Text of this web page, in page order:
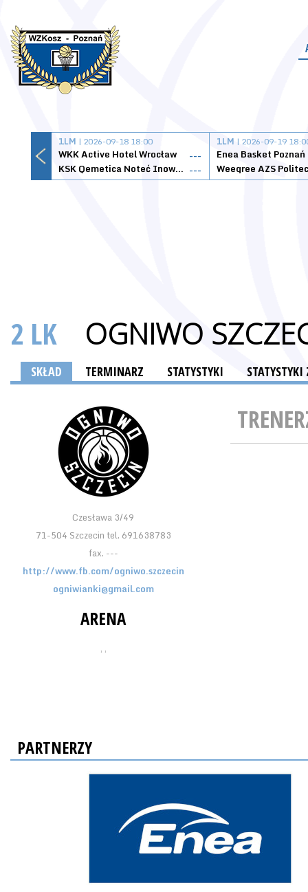
1LM | 2026-09-18 18:00
WKK Active Hotel Wrocław
---
KSK Qemetica Noteć Inowrocław ---
1LM | 2026-09-19
Enea Basket Poznań
2 LK OGNIWO
SKŁAD TERMINARZ STATYSTYKI
Czesława 3/49
71-504 Szczecin tel. 691638783
fax. ---
http://www.fb.com/ogniwo.szczecin
ogniwianki@gmail.com
ARENA
, ,
PARTNERZY